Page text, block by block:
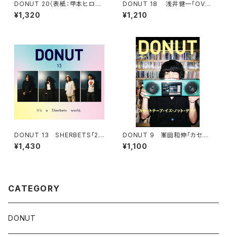
DONUT 20（表紙：甲本ヒロト）
ポストカード付
¥1,320
DONUT 18 浅井健一「OVE
R HEAD POP」／ 池袋交差点2
4時「FINAL」
¥1,210
DONUT 13 SHERBETS「25
周年記念特別号」
¥1,430
DONUT 9 峯田和伸「カセット
テープ・イズ・ノット・デッド」
¥1,100
CATEGORY
DONUT